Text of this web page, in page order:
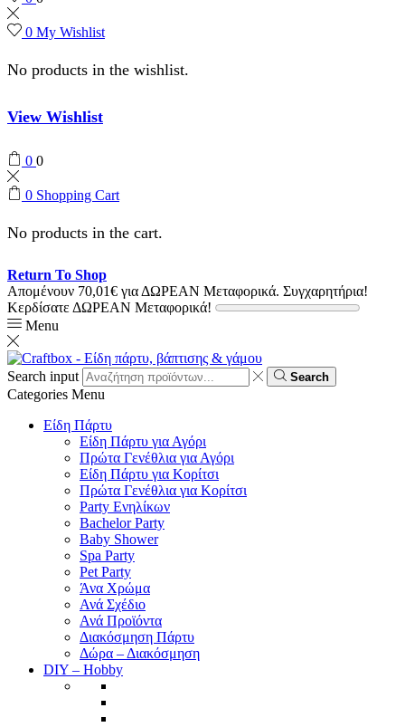
0 My Wishlist
No products in the wishlist.
View Wishlist
0 0
0 Shopping Cart
No products in the cart.
Return To Shop
Απομένουν 70,01€ για ΔΩΡΕΑΝ Μεταφορικά. Συγχαρητήρια!
Κερδίσατε ΔΩΡΕΑΝ Μεταφορικά!
Menu
Search input Search
Categories Menu
Είδη Πάρτυ
Είδη Πάρτυ για Αγόρι
Πρώτα Γενέθλια για Αγόρι
Είδη Πάρτυ για Κορίτσι
Πρώτα Γενέθλια για Κορίτσι
Party Ενηλίκων
Bachelor Party
Baby Shower
Spa Party
Pet Party
Άνα Χρώμα
Ανά Σχέδιο
Ανά Προϊόντα
Διακόσμηση Πάρτυ
Δώρα – Διακόσμηση
DIY – Hobby